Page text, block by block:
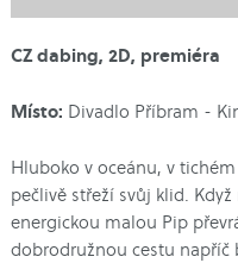
CZ dabing, 2D, premiéra
Místo: Divadlo Příbram -
Hluboko v oceánu, v
pečlivě střeží svůj klid.
energickou malou Pip
dobrodružnou cestu napříč